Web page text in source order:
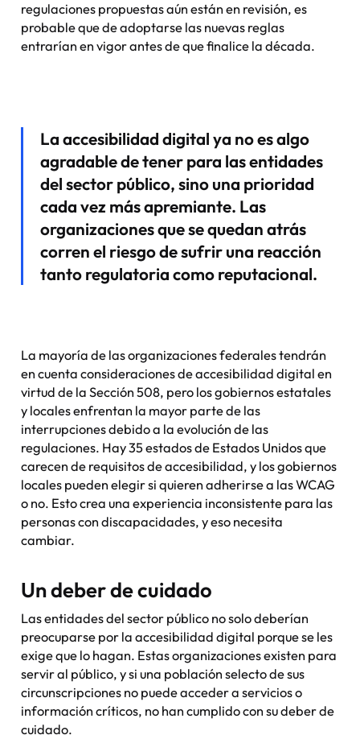
regulaciones propuestas aún están en revisión, es
probable que de adoptarse las nuevas reglas
entrarían en vigor antes de que finalice la década.
La accesibilidad digital ya no es algo
agradable de tener para las entidades
del sector público, sino una prioridad
cada vez más apremiante. Las
organizaciones que se quedan atrás
corren el riesgo de sufrir una reacción
tanto regulatoria como reputacional.
La mayoría de las organizaciones federales tendrán
en cuenta consideraciones de accesibilidad digital en
virtud de la Sección 508, pero los gobiernos estatales
y locales enfrentan la mayor parte de las
interrupciones debido a la evolución de las
regulaciones. Hay 35 estados de Estados Unidos que
carecen de requisitos de accesibilidad, y los gobiernos
locales pueden elegir si quieren adherirse a las WCAG
o no. Esto crea una experiencia inconsistente para las
personas con discapacidades, y eso necesita
cambiar.
Un deber de cuidado
Las entidades del sector público no solo deberían
preocuparse por la accesibilidad digital porque se les
exige que lo hagan. Estas organizaciones existen para
servir al público, y si una población selecto de sus
circunscripciones no puede acceder a servicios o
información críticos, no han cumplido con su deber de
cuidado.